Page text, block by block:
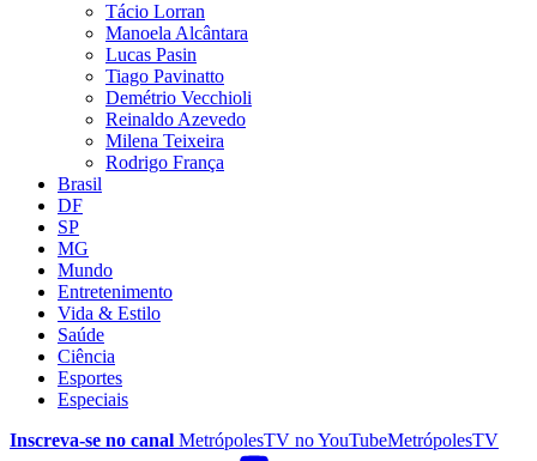
Tácio Lorran
Manoela Alcântara
Lucas Pasin
Tiago Pavinatto
Demétrio Vecchioli
Reinaldo Azevedo
Milena Teixeira
Rodrigo França
Brasil
DF
SP
MG
Mundo
Entretenimento
Vida & Estilo
Saúde
Ciência
Esportes
Especiais
Inscreva-se no canal MetrópolesTV noYouTubeMetrópolesTV